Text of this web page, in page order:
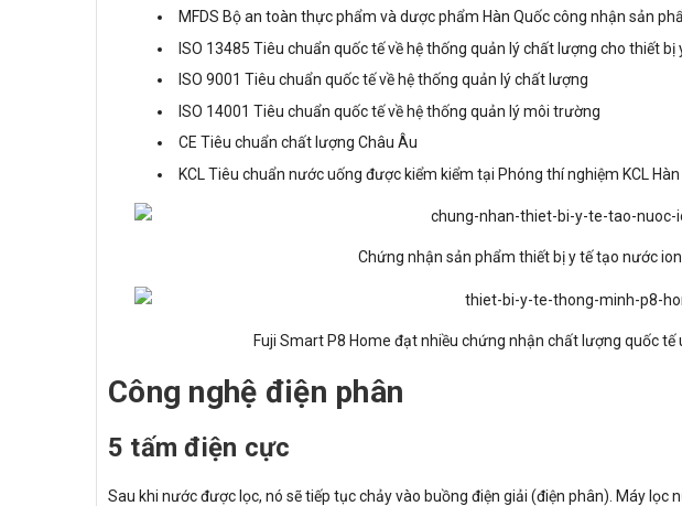
MFDS Bộ an toàn thực phẩm và dược phẩm Hàn Quốc công nhận sản
ISO 13485 Tiêu chuẩn quốc tế về hệ thống quản lý chất lượng cho thiết bị
ISO 9001 Tiêu chuẩn quốc tế về hệ thống quản lý chất lượng
ISO 14001 Tiêu chuẩn quốc tế về hệ thống quản lý môi trường
CE Tiêu chuẩn chất lượng Châu Âu
KCL Tiêu chuẩn nước uống được kiểm kiểm tại Phóng thí nghiệm KCL
Chứng nhận sản phẩm thiết bị y tế tạo nước
Fuji Smart P8 Home đạt nhiều chứng nhận chất lượng quốc tế
Công nghệ điện phân
5 tấm điện cực
Sau khi nước được lọc, nó sẽ tiếp tục chảy vào buồng điện giải (điện phân). Máy lọc